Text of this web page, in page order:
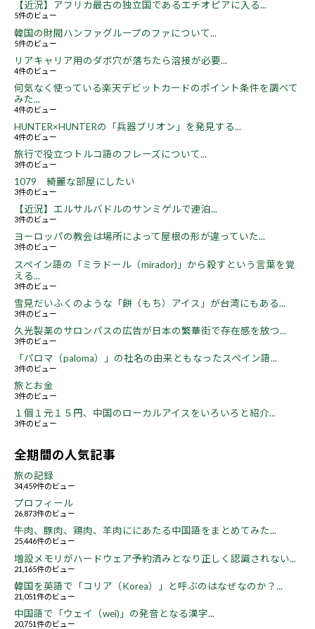
【近況】アフリカ最古の独立国であるエチオピアに入る...
5件のビュー
韓国の財閥ハンファグループのファについて...
5件のビュー
リアキャリア用のダボ穴が落ちたら溶接が必要...
4件のビュー
何気なく使っている楽天デビットカードのポイント条件を調べて
みた...
4件のビュー
HUNTER×HUNTERの「兵器ブリオン」を発見する...
4件のビュー
旅行で役立つトルコ語のフレーズについて...
3件のビュー
1079 綺麗な部屋にしたい
3件のビュー
【近況】エルサルバドルのサンミゲルで連泊...
3件のビュー
ヨーロッパの教会は場所によって屋根の形が違っていた...
3件のビュー
スペイン語の「ミラドール（mirador)」から殺すという言葉を覚
える...
3件のビュー
雪見だいふくのような「餅（もち）アイス」が台湾にもある...
3件のビュー
久光製薬のサロンパスの広告が日本の繁華街で存在感を放つ...
3件のビュー
「パロマ（paloma）」の社名の由来ともなったスペイン語...
3件のビュー
旅とお金
3件のビュー
１個１元１５円、中国のローカルアイスをいろいろと紹介...
3件のビュー
全期間の人気記事
旅の記録
34,459件のビュー
プロフィール
26,873件のビュー
牛肉、豚肉、鶏肉、羊肉ににあたる中国語をまとめてみた...
25,446件のビュー
増設メモリがハードウェア予約済みとなり正しく認識されない...
21,165件のビュー
韓国を英語で「コリア（Korea）」と呼ぶのはなぜなのか？...
21,051件のビュー
中国語で「ウェイ（wei)」の発音となる漢字...
20,751件のビュー